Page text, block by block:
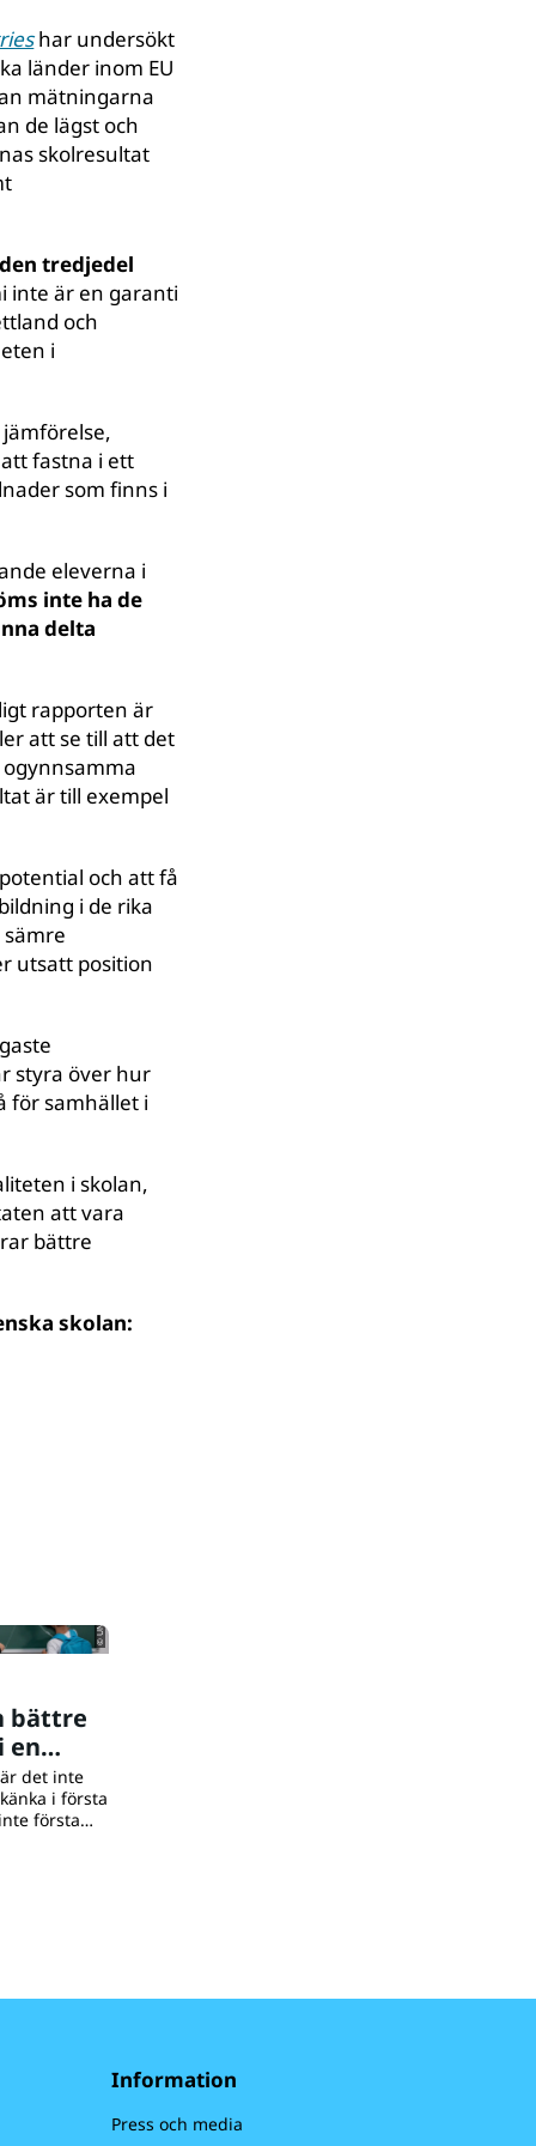
har undersökt
länder inom EU
mätningarna
de lägst och
skolresultat
tredjedel
inte är en garanti
och
i
fastna i ett
som finns i
eleverna i
inte ha de
delta
rapporten är
att se till att det
är till exempel
och att få
i de rika
utsatt position
styra över hur
för samhället i
i skolan,
att vara
bättre
skolan:
bättre
en
det inte
i första
första
Information
Press och media